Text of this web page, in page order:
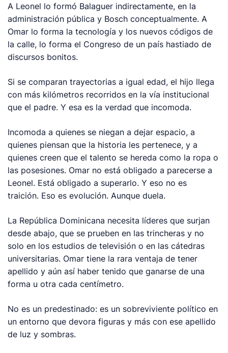
A Leonel lo formó Balaguer indirectamente, en la
administración pública y Bosch conceptualmente. A
Omar lo forma la tecnología y los nuevos códigos de
la calle, lo forma el Congreso de un país hastiado de
discursos bonitos.
Si se comparan trayectorias a igual edad, el hijo llega
con más kilómetros recorridos en la vía institucional
que el padre. Y esa es la verdad que incomoda.
Incomoda a quienes se niegan a dejar espacio, a
quienes piensan que la historia les pertenece, y a
quienes creen que el talento se hereda como la ropa o
las posesiones. Omar no está obligado a parecerse a
Leonel. Está obligado a superarlo. Y eso no es
traición. Eso es evolución. Aunque duela.
La República Dominicana necesita líderes que surjan
desde abajo, que se prueben en las trincheras y no
solo en los estudios de televisión o en las cátedras
universitarias. Omar tiene la rara ventaja de tener
apellido y aún así haber tenido que ganarse de una
forma u otra cada centímetro.
No es un predestinado: es un sobreviviente político en
un entorno que devora figuras y más con ese apellido
de luz y sombras.